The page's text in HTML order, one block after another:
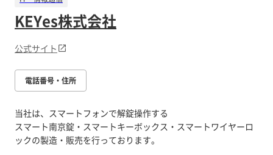
KEYes株式会社
公式サイト
電話番号・住所
当社は、スマートフォンで解錠操作する
スマート南京錠・スマートキーボックス・スマートワイヤーロ
ックの製造・販売を行っております。